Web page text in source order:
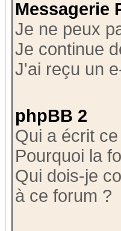
Messagerie
Je ne peux
Je continue
J'ai reçu un
phpBB 2
Qui a écrit
Pourquoi la
Qui dois-je
à ce forum ?